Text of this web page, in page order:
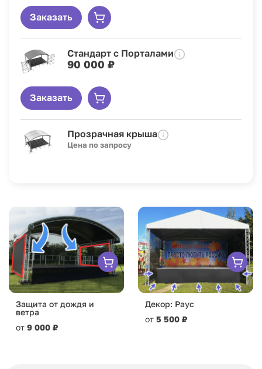
Заказать
Стандарт с Порталами
90 000 ₽
Заказать
Прозрачная крыша
Цена по запросу
Защита от дождя и
ветра
от 9 000 ₽
Декор: Раус
от 5 500 ₽